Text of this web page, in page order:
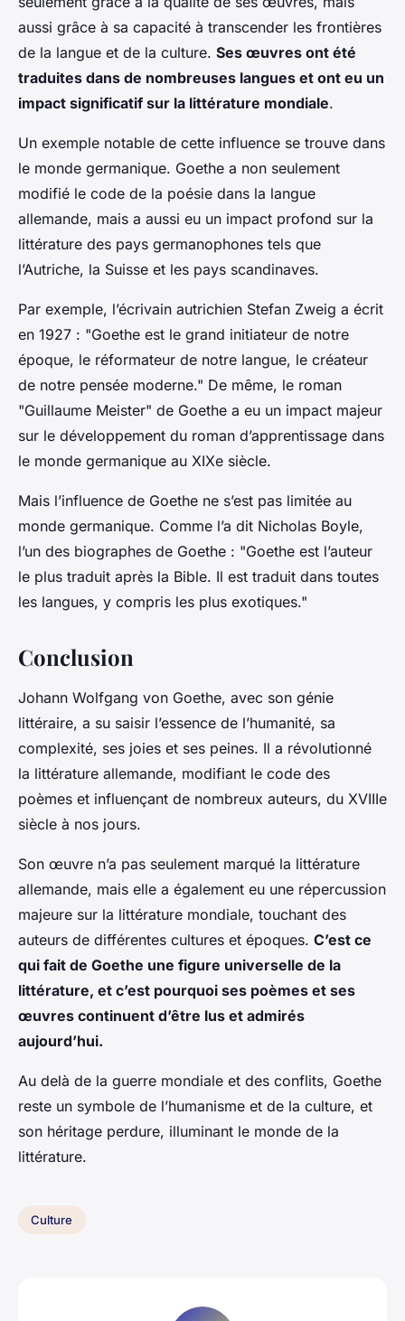
aussi grâce à sa capacité à transcender les frontières
de la langue et de la culture. Ses œuvres ont été
traduites dans de nombreuses langues et ont eu un
impact significatif sur la littérature mondiale.
Un exemple notable de cette influence se trouve dans
le monde germanique. Goethe a non seulement
modifié le code de la poésie dans la langue
allemande, mais a aussi eu un impact profond sur la
littérature des pays germanophones tels que
l’Autriche, la Suisse et les pays scandinaves.
Par exemple, l’écrivain autrichien Stefan Zweig a écrit
en 1927 : "Goethe est le grand initiateur de notre
époque, le réformateur de notre langue, le créateur
de notre pensée moderne." De même, le roman
"Guillaume Meister" de Goethe a eu un impact majeur
sur le développement du roman d’apprentissage dans
le monde germanique au XIXe siècle.
Mais l’influence de Goethe ne s’est pas limitée au
monde germanique. Comme l’a dit Nicholas Boyle,
l’un des biographes de Goethe : "Goethe est l’auteur
le plus traduit après la Bible. Il est traduit dans toutes
les langues, y compris les plus exotiques."
Conclusion
Johann Wolfgang von Goethe, avec son génie
littéraire, a su saisir l’essence de l’humanité, sa
complexité, ses joies et ses peines. Il a révolutionné
la littérature allemande, modifiant le code des
poèmes et influençant de nombreux auteurs, du XVIIIe
siècle à nos jours.
Son œuvre n’a pas seulement marqué la littérature
allemande, mais elle a également eu une répercussion
majeure sur la littérature mondiale, touchant des
auteurs de différentes cultures et époques. C’est ce
qui fait de Goethe une figure universelle de la
littérature, et c’est pourquoi ses poèmes et ses
œuvres continuent d’être lus et admirés
aujourd’hui.
Au delà de la guerre mondiale et des conflits, Goethe
reste un symbole de l’humanisme et de la culture, et
son héritage perdure, illuminant le monde de la
littérature.
Culture